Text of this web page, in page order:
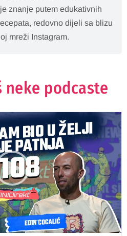
znanje putem edukativnih
redovno dijeli sa blizu
mreži Instagram.
neke podcaste